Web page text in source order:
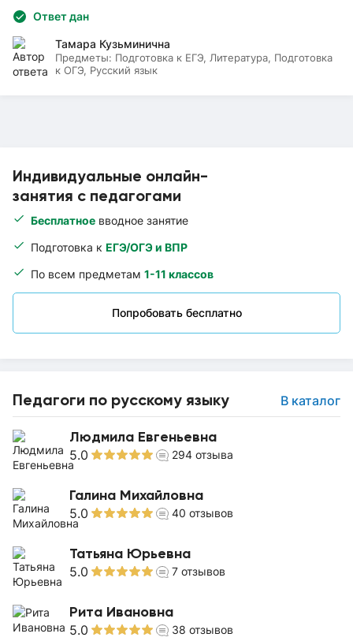
Индивидуальные онлайн-
занятия с педагогами
Бесплатное вводное занятие
Подготовка к ЕГЭ/ОГЭ и ВПР
По всем предметам 1-11 классов
Попробовать бесплатно
Педагоги по русскому языку В каталог
Людмила Евгеньевна
5.0 294 отзыва
Галина Михайловна
5.0 40 отзывов
Татьяна Юрьевна
5.0 7 отзывов
Рита Ивановна
5.0 38 отзывов
Ответ дан
Тамара Кузьминична
Предметы: Подготовка к ЕГЭ, Литература, Подготовка
к ОГЭ, Русский язык